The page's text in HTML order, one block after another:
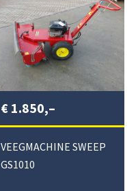
€ 1.850,–
VEEGMACHINE SWEEP
GS1010